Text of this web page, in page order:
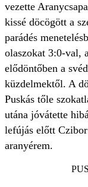
vezette
kissé döcögött a
parádés
olaszokat 3:0-val,
elődöntőben a
küzdelmektől. A
Puskás tőle
utána jóvátette
lefújás előtt
aranyérem.